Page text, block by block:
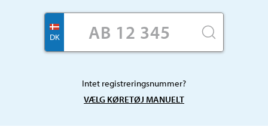
DK
Intet registreringsnummer?
VÆLG KØRETØJ MANUELT